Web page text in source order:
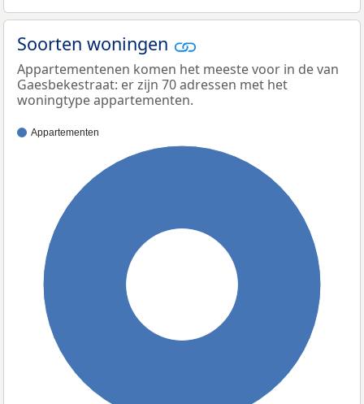
Soorten woningen
Appartementenen komen het meeste voor in de van
Gaesbekestraat: er zijn 70 adressen met het
woningtype appartementen.
Appartementen